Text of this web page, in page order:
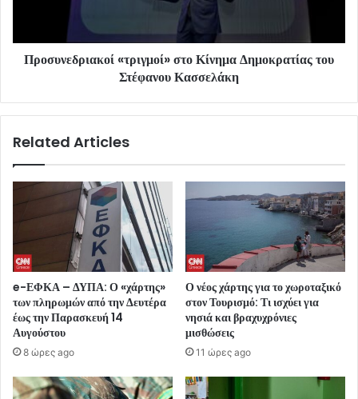
Προσυνεδριακοί «τριγμοί» στο Κίνημα Δημοκρατίας του
Στέφανου Κασσελάκη
Related Articles
e-ΕΦΚΑ – ΔΥΠΑ: Ο «χάρτης»
των πληρωμών από την Δευτέρα
έως την Παρασκευή 14
Αυγούστου
8 ώρες ago
Ο νέος χάρτης για το χωροταξικό
στον Τουρισμό: Τι ισχύει για
νησιά και βραχυχρόνιες
μισθώσεις
11 ώρες ago